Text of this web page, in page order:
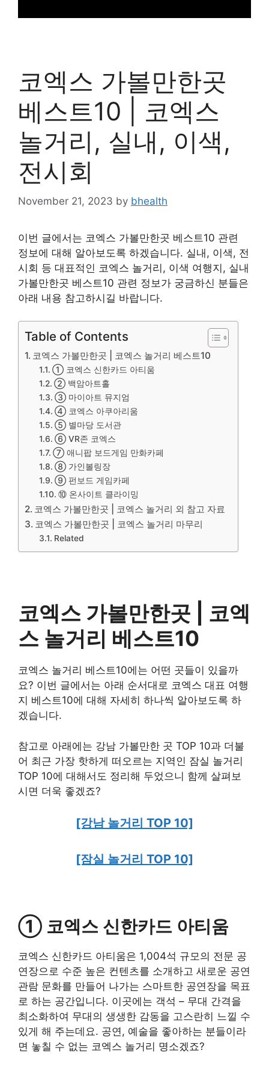
코엑스 가볼만한곳
베스트10 | 코엑스
놀거리, 실내, 이색,
전시회
November 21, 2023 by bhealth
이번 글에서는 코엑스 가볼만한곳 베스트10 관련
정보에 대해 알아보도록 하겠습니다. 실내, 이색, 전
시회 등 대표적인 코엑스 놀거리, 이색 여행지, 실내
가볼만한곳 베스트10 관련 정보가 궁금하신 분들은
아래 내용 참고하시길 바랍니다.
Table of Contents
코엑스 가볼만한곳 | 코엑스 놀거리 베스트10
① 코엑스 신한카드 아티움
② 백암아트홀
③ 마이아트 뮤지엄
④ 코엑스 아쿠아리움
⑤ 별마당 도서관
⑥ VR존 코엑스
⑦ 애니팝 보드게임 만화카페
⑧ 가인볼링장
⑨ 펀보드 게임카페
⑩ 온사이트 클라이밍
코엑스 가볼만한곳 | 코엑스 놀거리 외 참고 자료
코엑스 가볼만한곳 | 코엑스 놀거리 마무리
Related
코엑스 가볼만한곳 | 코엑
스 놀거리 베스트10
코엑스 놀거리 베스트10에는 어떤 곳들이 있을까
요? 이번 글에서는 아래 순서대로 코엑스 대표 여행
지 베스트10에 대해 자세히 하나씩 알아보도록 하
겠습니다.
참고로 아래에는 강남 가볼만한 곳 TOP 10과 더불
어 최근 가장 핫하게 떠오르는 지역인 잠실 놀거리
TOP 10에 대해서도 정리해 두었으니 함께 살펴보
시면 더욱 좋겠죠?
[강남 놀거리 TOP 10]
[잠실 놀거리 TOP 10]
① 코엑스 신한카드 아티움
코엑스 신한카드 아티움은 1,004석 규모의 전문 공
연장으로 수준 높은 컨텐츠를 소개하고 새로운 공연
관람 문화를 만들어 나가는 스마트한 공연장을 목표
로 하는 공간입니다. 이곳에는 객석 – 무대 간격을
최소화하여 무대의 생생한 감동을 고스란히 느낄 수
있게 해 주는데요. 공연, 예술을 좋아하는 분들이라
면 놓칠 수 없는 코엑스 놀거리 명소겠죠?